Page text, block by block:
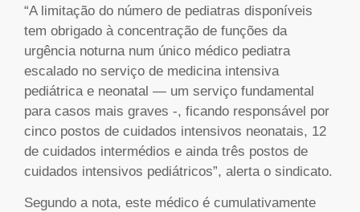
“A limitação do número de pediatras disponíveis
tem obrigado à concentração de funções da
urgência noturna num único médico pediatra
escalado no serviço de medicina intensiva
pediátrica e neonatal — um serviço fundamental
para casos mais graves -, ficando responsável por
cinco postos de cuidados intensivos neonatais, 12
de cuidados intermédios e ainda três postos de
cuidados intensivos pediátricos”, alerta o sindicato.
Segundo a nota, este médico é cumulativamente